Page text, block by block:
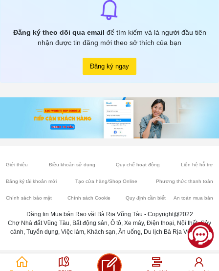
Đăng ký theo dõi qua email để tìm kiếm và là người đầu tiên
nhận được tin đăng mới theo sở thích của bạn
Đăng ký ngay
Giới thiệu Điều khoản sử dụng Quy chế hoạt động Liên hệ hỗ trợ
Đăng ký tài khoản mới Tạo cửa hàng/Shop Online Phương thức thanh toán
Chính sách bảo mật Chính sách Cookie Quy định cần biết An toàn mua bán
Đăng tin Mua bán Rao vặt Bà Rịa Vũng Tàu - Copyright@2022
Chợ Nhà đất Vũng Tàu, Bất động sản, Ô tô, Xe máy, Điện thoại, Nội thất, Cây
cảnh, Tuyển dụng, Việc làm, Khách sạn, Ăn uống, Du lịch Bà Rịa Vũng Tàu